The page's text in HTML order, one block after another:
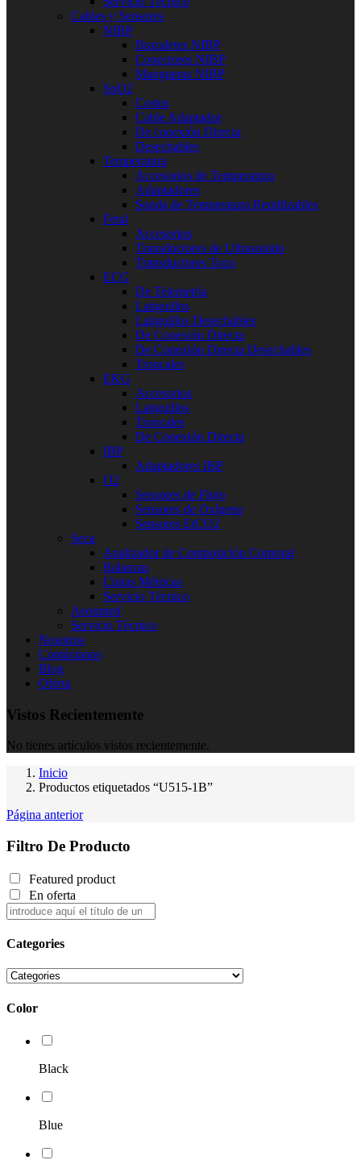
Cables y Sensores
NIBP
Brazaletes NIBP
Conectores NIBP
Mangueras NIBP
SpO2
Cortos
Cable Adaptador
De conexión Directa
Desechables
Temperatura
Accesorios de Temperatura
Adaptadores
Sonda de Temperatura Reutilizables
Fetal
Accesorios
Transductores de Ultrasonido
Transductores Toco
ECG
De Telemetría
Latiguillos
Latiguillos Desechables
De Conexión Directa
De Conexión Directa Desechables
Troncales
EKG
Accesorios
Latiguillos
Troncales
De Conexión Directa
IBP
Adaptadores IBP
O2
Sensores de Flujo
Sensores de Oxígeno
Sensores EtCO2
Seca
Analizador de Composición Corporal
Balanzas
Cintas Métricas
Servicio Técnico
Aeonmed
Servicio Técnico
Nosotros
Contáctanos
Blog
Oferta
Vistos Recientemente
No tienes artículos vistos recientemente.
Inicio
Productos etiquetados “U515-1B”
Página anterior
Filtro De Producto
Featured product
En oferta
Categories
Color
Black
Blue